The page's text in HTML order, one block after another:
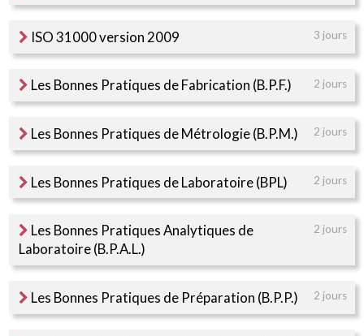
ISO 31000 version 2009 3 jours
Les Bonnes Pratiques de Fabrication (B.P.F.) 2 jours
Les Bonnes Pratiques de Métrologie (B.P.M.) 2 jours
Les Bonnes Pratiques de Laboratoire (BPL) 2 jours
Les Bonnes Pratiques Analytiques de
Laboratoire (B.P.A.L.)
2 jours
Les Bonnes Pratiques de Préparation (B.P.P.) 2 jours